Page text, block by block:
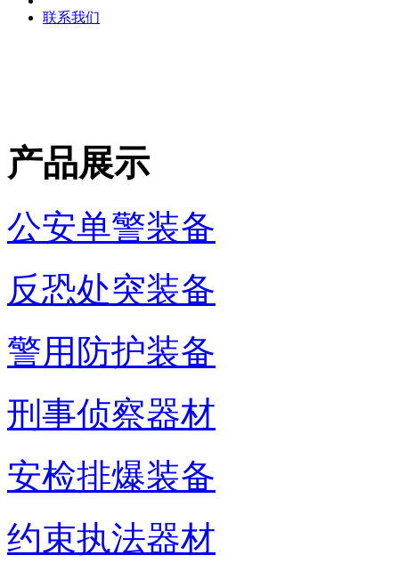
联系我们
产品展示
公安单警装备
反恐处突装备
警用防护装备
刑事侦察器材
安检排爆装备
约束执法器材